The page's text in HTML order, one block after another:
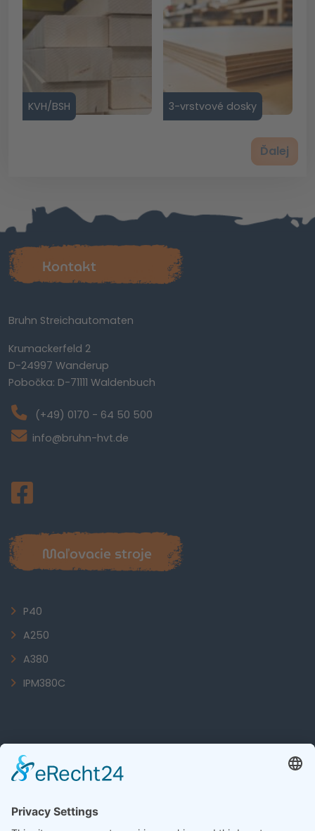
KVH/BSH 3-vrstvové dosky
Ďalej
Kontakt
Bruhn Streichautomaten
Krumackerfeld 2
D-24997 Wanderup
Pobočka: D-71111 Waldenbuch
(+49) 0170 - 64 50 500
info@bruhn-hvt.de
Maľovacie stroje
P40
A250
A380
IPM380C
Informácie
O spoločnosti Bruhn Streichautomaten